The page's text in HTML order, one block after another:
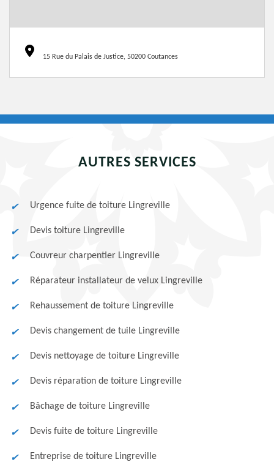
15 Rue du Palais de Justice, 50200 Coutances
AUTRES SERVICES
Urgence fuite de toiture Lingreville
Devis toiture Lingreville
Couvreur charpentier Lingreville
Réparateur installateur de velux Lingreville
Rehaussement de toiture Lingreville
Devis changement de tuile Lingreville
Devis nettoyage de toiture Lingreville
Devis réparation de toiture Lingreville
Bâchage de toiture Lingreville
Devis fuite de toiture Lingreville
Entreprise de toiture Lingreville